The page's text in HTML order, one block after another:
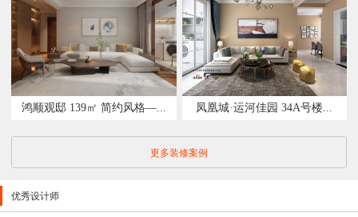
鸿顺观邸 139㎡ 简约风格—... 凤凰城·运河佳园 34A号楼...
更多装修案例
优秀设计师